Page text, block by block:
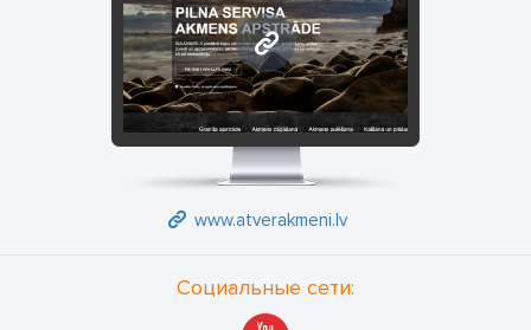
www.atverakmeni.lv
www.atverakmeni.lv
Социальные сети: